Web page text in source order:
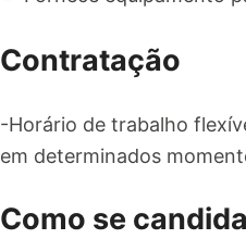
Contratação
-Horário de trabalho
em determinados
Como se